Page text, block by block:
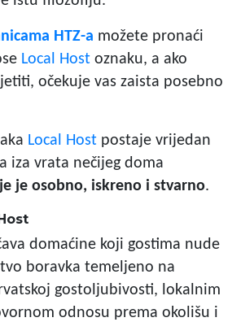
HTZ-a možete pronaći
Local Host oznaku, a ako
očekuje vas zaista posebno
Local Host postaje vrijedan
iza vrata nečijeg doma
je osobno, iskreno i stvarno.
domaćine koji gostima nude
boravka temeljeno na
gostoljubivosti, lokalnim
odnosu prema okolišu i